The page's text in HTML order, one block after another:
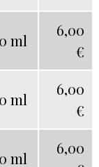
ml
6,00
€
ml
6,00
€
ml
6,00